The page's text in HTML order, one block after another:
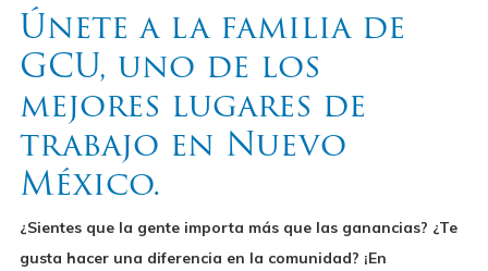
Únete a la familia de
GCU, uno de los
mejores lugares de
trabajo en Nuevo
México.
¿Sientes que la gente importa más que las ganancias? ¿Te
gusta hacer una diferencia en la comunidad? ¡En